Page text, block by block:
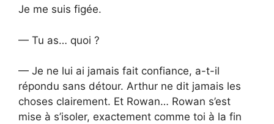
Je me suis figée.
— Tu as… quoi ?
— Je ne lui ai jamais fait confiance, a-t-il
répondu sans détour. Arthur ne dit jamais les
choses clairement. Et Rowan… Rowan s’est
mise à s’isoler, exactement comme toi à la fin